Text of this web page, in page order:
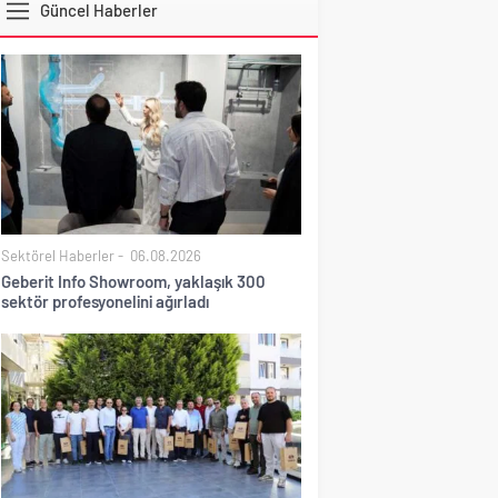
Güncel Haberler
Sektörel Haberler 06.08.2026
Geberit Info Showroom, yaklaşık 300
sektör profesyonelini ağırladı